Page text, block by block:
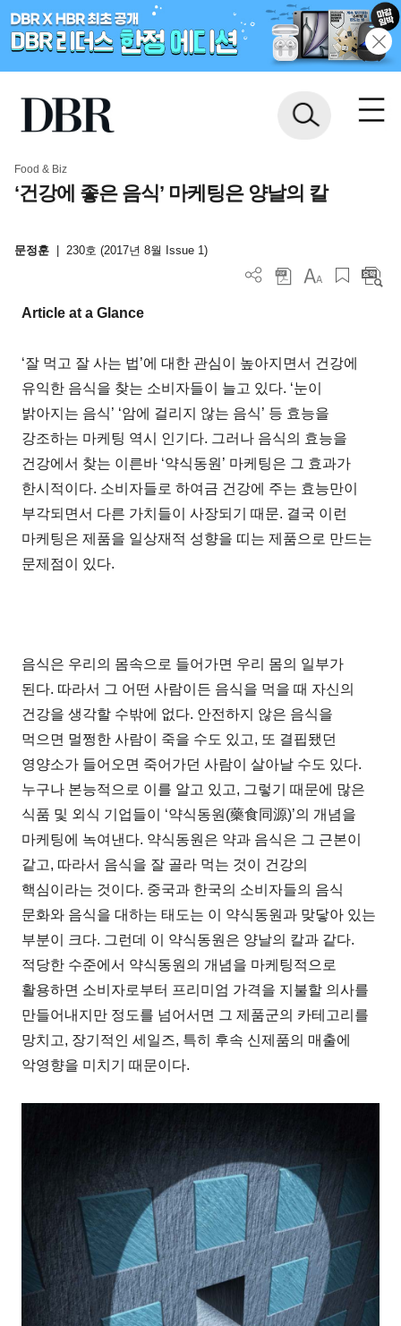
Food & Biz
‘건강에 좋은 음식’ 마케팅은 양날의 칼
문정훈 230호 (2017년 8월 Issue 1)
Article at a Glance
‘잘 먹고 잘 사는 법’에 대한 관심이 높아지면서 건강에
유익한 음식을 찾는 소비자들이 늘고 있다. ‘눈이
밝아지는 음식’ ‘암에 걸리지 않는 음식’ 등 효능을
강조하는 마케팅 역시 인기다. 그러나 음식의 효능을
건강에서 찾는 이른바 ‘약식동원’ 마케팅은 그 효과가
한시적이다. 소비자들로 하여금 건강에 주는 효능만이
부각되면서 다른 가치들이 사장되기 때문. 결국 이런
마케팅은 제품을 일상재적 성향을 띠는 제품으로 만드는
문제점이 있다.
음식은 우리의 몸속으로 들어가면 우리 몸의 일부가
된다. 따라서 그 어떤 사람이든 음식을 먹을 때 자신의
건강을 생각할 수밖에 없다. 안전하지 않은 음식을
먹으면 멀쩡한 사람이 죽을 수도 있고, 또 결핍됐던
영양소가 들어오면 죽어가던 사람이 살아날 수도 있다.
누구나 본능적으로 이를 알고 있고, 그렇기 때문에 많은
식품 및 외식 기업들이 ‘약식동원(藥食同源)’의 개념을
마케팅에 녹여낸다. 약식동원은 약과 음식은 그 근본이
같고, 따라서 음식을 잘 골라 먹는 것이 건강의
핵심이라는 것이다. 중국과 한국의 소비자들의 음식
문화와 음식을 대하는 태도는 이 약식동원과 맞닿아 있는
부분이 크다. 그런데 이 약식동원은 양날의 칼과 같다.
적당한 수준에서 약식동원의 개념을 마케팅적으로
활용하면 소비자로부터 프리미엄 가격을 지불할 의사를
만들어내지만 정도를 넘어서면 그 제품군의 카테고리를
망치고, 장기적인 세일즈, 특히 후속 신제품의 매출에
악영향을 미치기 때문이다.